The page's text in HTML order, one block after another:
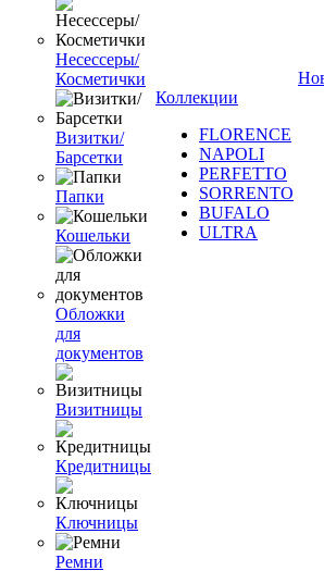
Несессеры/
Косметички
Визитки/
Барсетки
Папки
Кошельки
Обложки
для
документов
Визитницы
Кредитницы
Ключницы
Ремни
Коллекции
FLORENCE
NAPOLI
PERFETTO
SORRENTO
BUFALO
ULTRA